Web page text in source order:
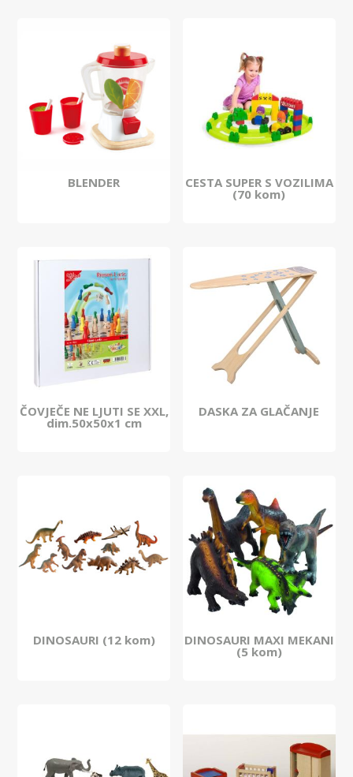
BLENDER CESTA SUPER S VOZILIMA
(70 kom)
ČOVJEČE NE LJUTI SE XXL,
dim.50x50x1 cm
DASKA ZA GLAČANJE
DINOSAURI (12 kom) DINOSAURI MAXI MEKANI
(5 kom)